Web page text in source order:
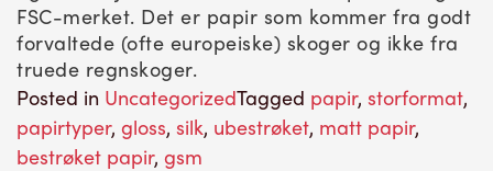
FSC-merket. Det er papir som kommer fra godt
forvaltede (ofte europeiske) skoger og ikke fra
truede regnskoger.
Posted in UncategorizedTagged papir, storformat,
papirtyper, gloss, silk, ubestrøket, matt papir,
bestrøket papir, gsm